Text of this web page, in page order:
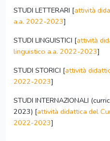
STUDI LETTERARI [attività
a.a. 2022-2023]
STUDI LINGUISTICI [attività
linguistico a.a. 2022-2023]
STUDI STORICI [attività
2022-2023]
STUDI INTERNAZIONALI
2023) [attività didattica del
2022-2023]